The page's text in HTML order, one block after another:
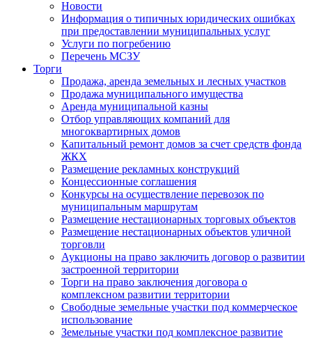
Новости
Информация о типичных юридических ошибках
при предоставлении муниципальных услуг
Услуги по погребению
Перечень МСЗУ
Торги
Продажа, аренда земельных и лесных участков
Продажа муниципального имущества
Аренда муниципальной казны
Отбор управляющих компаний для
многоквартирных домов
Капитальный ремонт домов за счет средств фонда
ЖКХ
Размещение рекламных конструкций
Концессионные соглашения
Конкурсы на осуществление перевозок по
муниципальным маршрутам
Размещение нестационарных торговых объектов
Размещение нестационарных объектов уличной
торговли
Аукционы на право заключить договор о развитии
застроенной территории
Торги на право заключения договора о
комплексном развитии территории
Свободные земельные участки под коммерческое
использование
Земельные участки под комплексное развитие